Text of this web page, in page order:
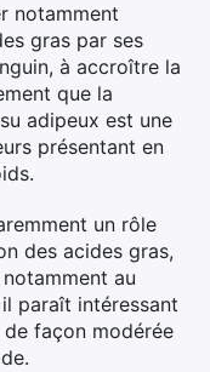
notamment
gras par ses
à accroître la
que la
adipeux est une
présentant en
un rôle
des acides gras,
au
paraît intéressant
façon modérée